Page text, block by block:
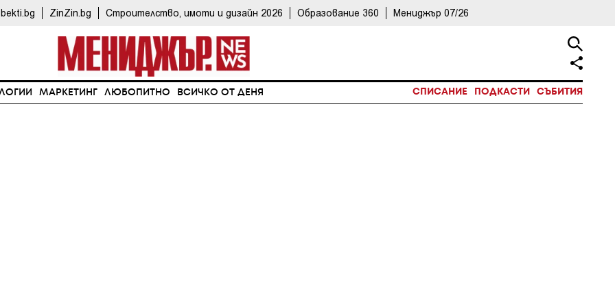
ZinZin.bg Строителство, имоти и дизайн 2026 Образование 360 Мениджър 07/26
МАРКЕТИНГ ЛЮБОПИТНО ВСИЧКО ОТ ДЕНЯ СПИСАНИЕ ПОДКАСТИ СЪБИТИЯ